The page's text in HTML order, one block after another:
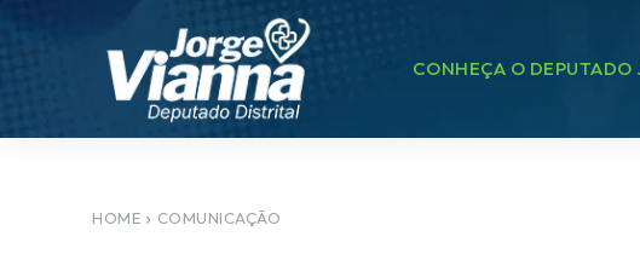
CONHEÇA O DEPUTADO
HOME COMUNICAÇÃO